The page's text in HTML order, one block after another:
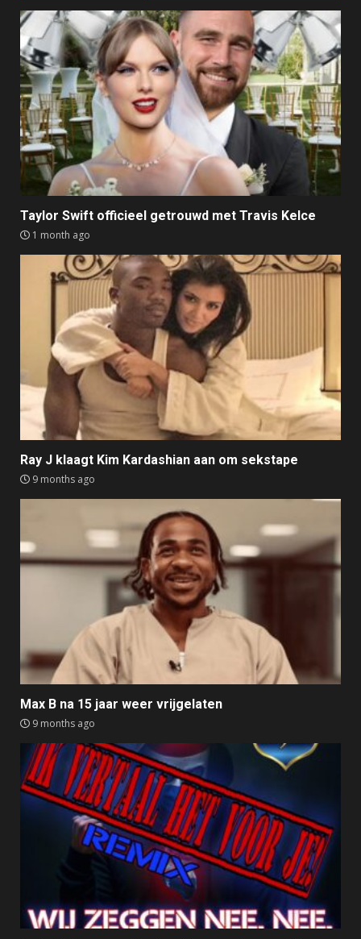
Taylor Swift officieel getrouwd met Travis Kelce
1 month ago
Ray J klaagt Kim Kardashian aan om sekstape
9 months ago
Max B na 15 jaar weer vrijgelaten
9 months ago